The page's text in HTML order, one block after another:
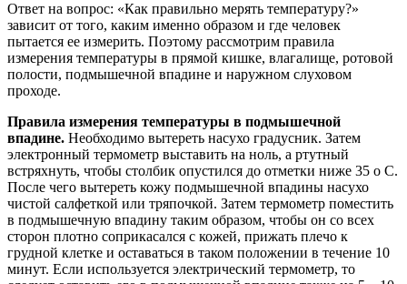
Ответ на вопрос: «Как правильно мерять температуру?»
зависит от того, каким именно образом и где человек
пытается ее измерить. Поэтому рассмотрим правила
измерения температуры в прямой кишке, влагалище, ротовой
полости, подмышечной впадине и наружном слуховом
проходе.
Правила измерения температуры в подмышечной
впадине. Необходимо вытереть насухо градусник. Затем
электронный термометр выставить на ноль, а ртутный
встряхнуть, чтобы столбик опустился до отметки ниже 35 o С.
После чего вытереть кожу подмышечной впадины насухо
чистой салфеткой или тряпочкой. Затем термометр поместить
в подмышечную впадину таким образом, чтобы он со всех
сторон плотно соприкасался с кожей, прижать плечо к
грудной клетке и оставаться в таком положении в течение 10
минут. Если используется электрический термометр, то